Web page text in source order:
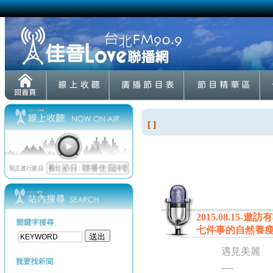
[ ]
2015.08.15-邀訪
七件事的自然養
遇見美麗
----